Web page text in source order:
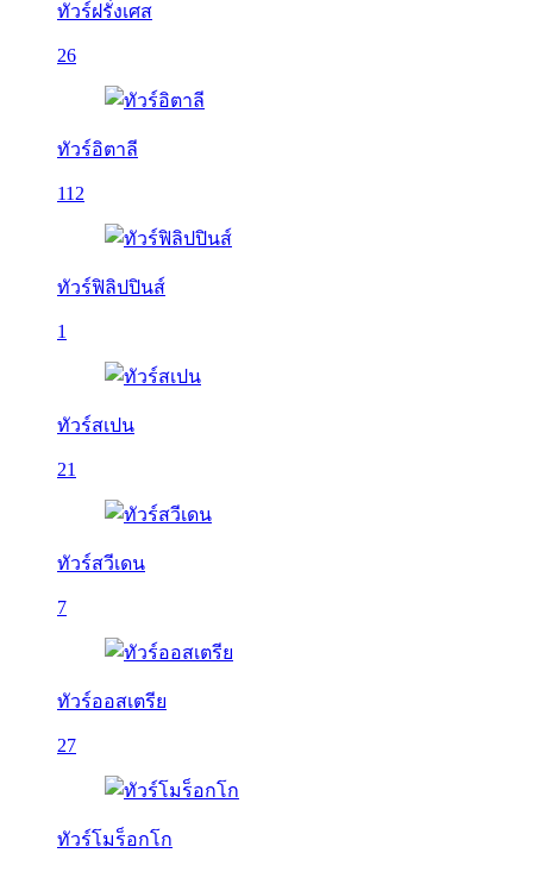
ทัวร์ฝรั่งเศส
26
ทัวร์อิตาลี
112
ทัวร์ฟิลิปปินส์
1
ทัวร์สเปน
21
ทัวร์สวีเดน
7
ทัวร์ออสเตรีย
27
ทัวร์โมร็อกโก